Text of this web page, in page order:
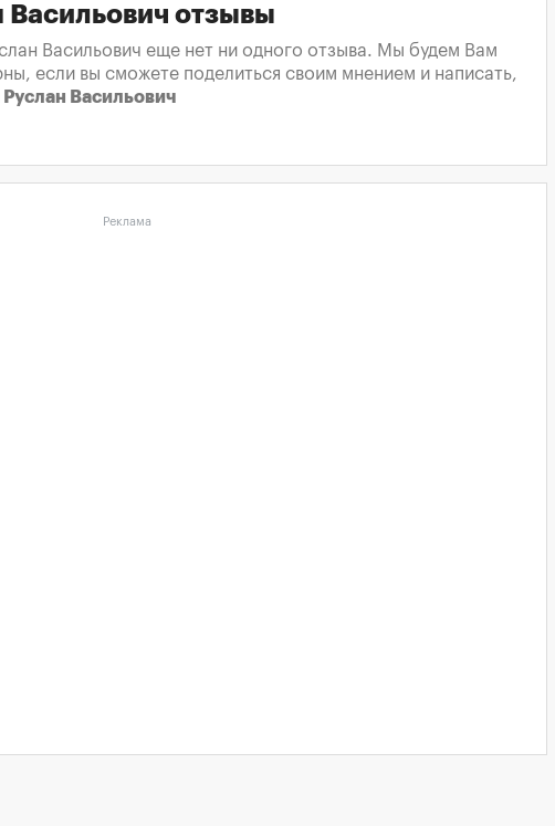
Васильович отзывы
Васильович еще нет ни одного отзыва. Мы будем Вам
если вы сможете поделиться своим мнением и написать,
Васильович
Реклама